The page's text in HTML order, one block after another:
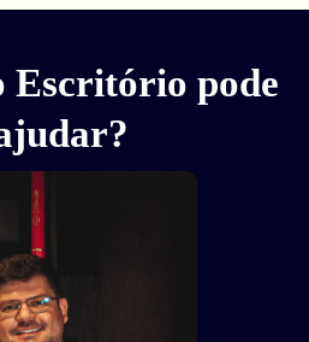
Escritório pode